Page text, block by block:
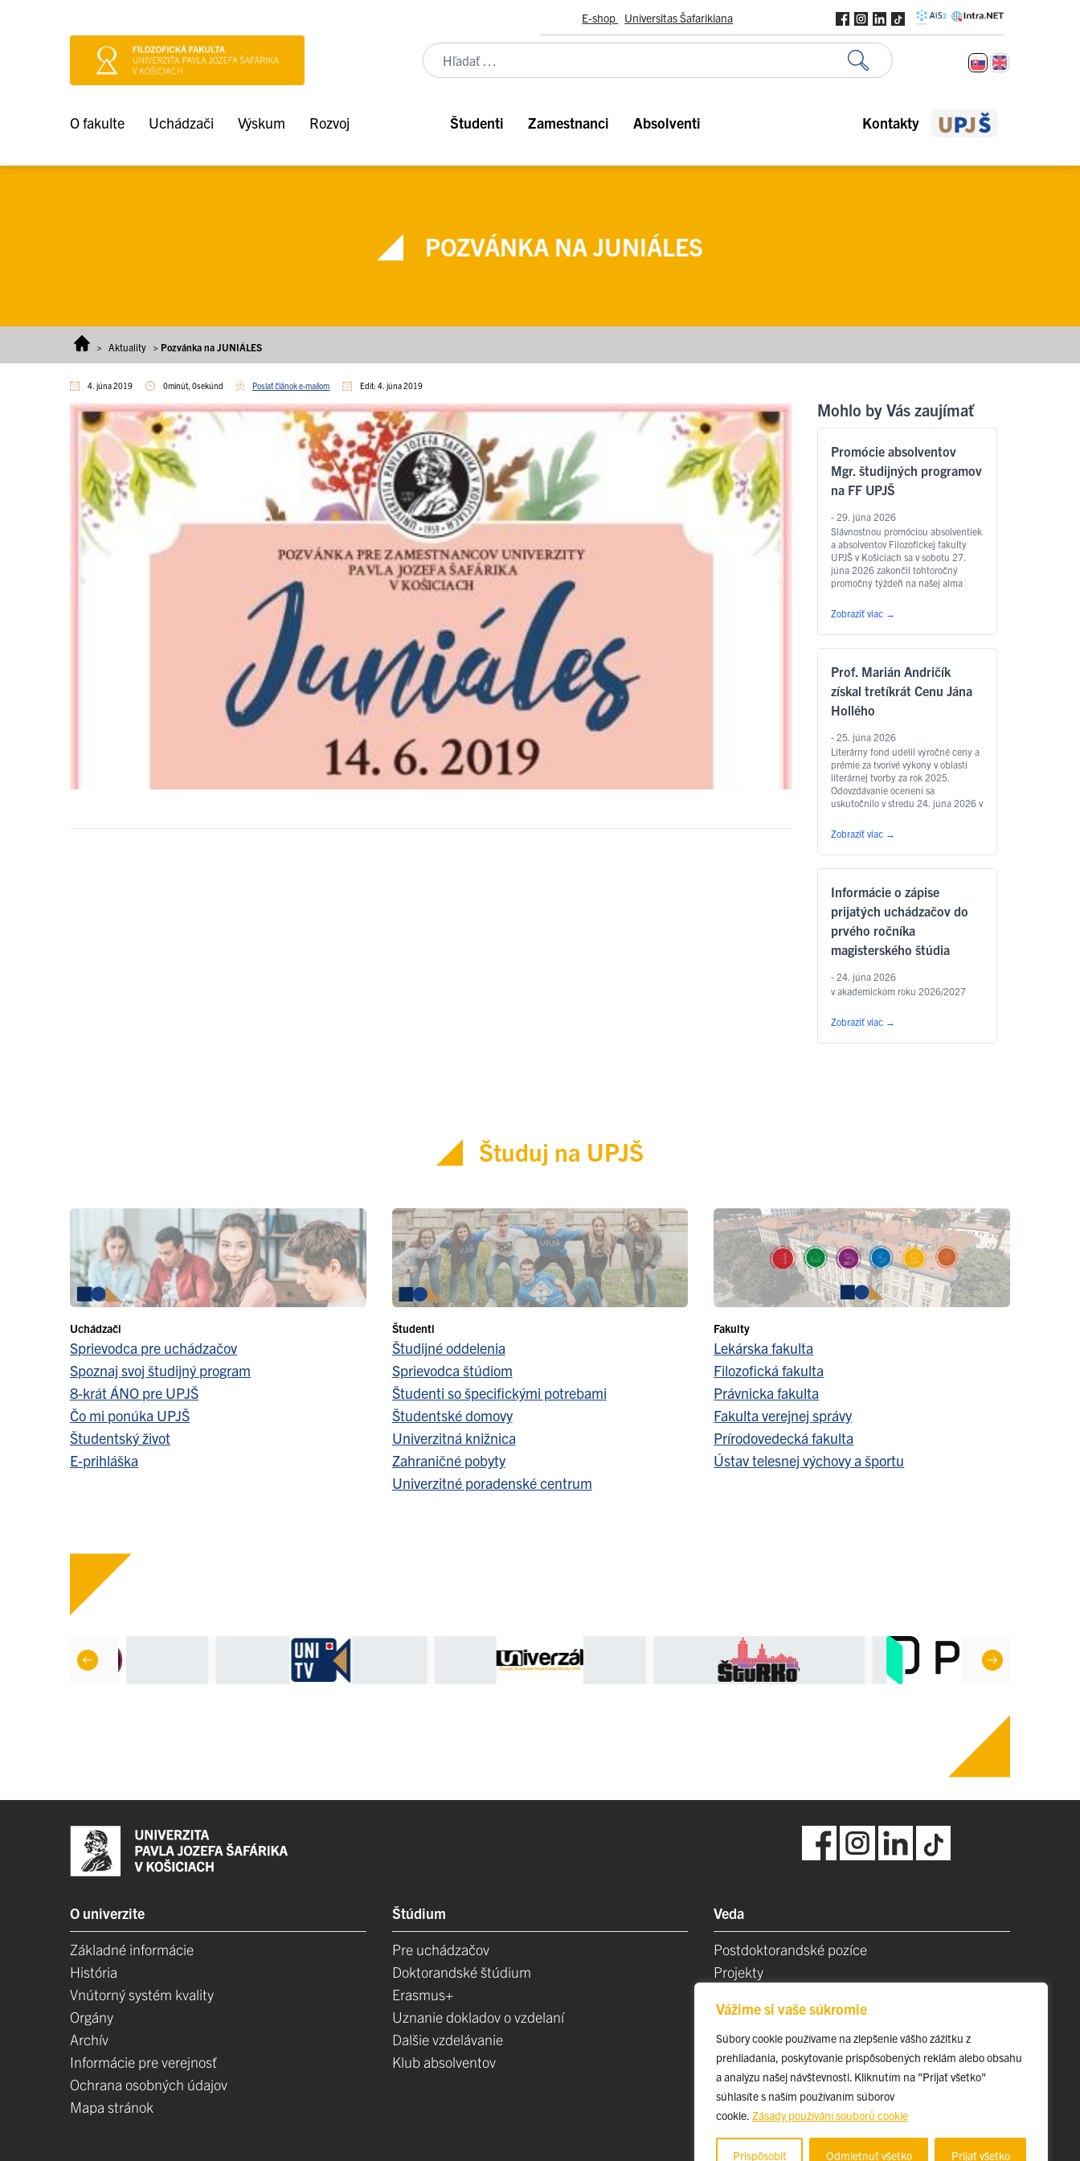
Vážime si vaše súkromie
Súbory cookie používame na zlepšenie vášho zážitku z
prehliadania, poskytovanie prispôsobených reklám alebo obsahu
a analýzu našej návštevnosti. Kliknutím na "Prijať všetko"
súhlasíte s naším používaním súborov
cookie. Zásady používání souborů cookie
Prispôsobiť Odmietnuť všetko Prijať všetko
E-shop Universitas Šafarikiana
O fakulte Uchádzači Výskum Rozvoj Študenti Zamestnanci Absolventi Kontakty
POZVÁNKA NA JUNIÁLES
> Aktuality > Pozvánka na JUNIÁLES
4. júna 2019 0minút, 0sekúnd Poslať článok e-mailom Edit: 4. júna 2019
Mohlo by Vás zaujímať
Promócie absolventov
Mgr. študijných programov
na FF UPJŠ
- 29. júna 2026
Slávnostnou promóciou absolventiek
a absolventov Filozofickej fakulty
UPJŠ v Košiciach sa v sobotu 27.
júna 2026 zakončil tohtoročný
promočný týždeň na našej alma
Aule Lekárskej fakulty UPJŠ na Tr.
SNP – o 9.00 hod. sa uskutočnili
promócie absolventov študijných
programov anglický jazyk pre
slovakisticko-mediálne štúdiá,
filozofia, sociálna práca …
Čítať
ďalej
Zobraziť viac →
Prof. Marián Andričík
získal tretíkrát Cenu Jána
Hollého
- 25. júna 2026
Literárny fond udelil výročné ceny a
prémie za tvorivé výkony v oblasti
literárnej tvorby za rok 2025.
Odovzdávanie ocenení sa
uskutočnilo v stredu 24. júna 2026 v
z laureátov je aj
prodekan Filozofickej fakulty UPJŠ
v Košiciach prof. PhDr. Marián
Andričík, PhD., ktorý dostal Cenu
v kategórii poézia, a to za prvý
slovenský preklad … Čítať ďalej
Zobraziť viac →
Informácie o zápise
prijatých uchádzačov do
prvého ročníka
magisterského štúdia
- 24. júna 2026
v akademickom roku 2026/2027
Zobraziť viac →
Študuj na UPJŠ
Uchádzači
Sprievodca pre uchádzačov
Spoznaj svoj študijný program
8-krát ÁNO pre UPJŠ
Čo mi ponúka UPJŠ
Študentský život
E-prihláška
Študenti
Študijné oddelenia
Sprievodca štúdiom
Študenti so špecifickými potrebami
Študentské domovy
Univerzitná knižnica
Zahraničné pobyty
Univerzitné poradenské centrum
Fakulty
Lekárska fakulta
Filozofická fakulta
Právnicka fakulta
Fakulta verejnej správy
Prírodovedecká fakulta
Ústav telesnej výchovy a športu
O univerzite
Základné informácie
História
Vnútorný systém kvality
Orgány
Archív
Informácie pre verejnosť
Ochrana osobných údajov
Mapa stránok
Štúdium
Pre uchádzačov
Doktorandské štúdium
Erasmus+
Uznanie dokladov o vzdelaní
Dalšie vzdelávanie
Klub absolventov
Veda
Postdoktorandské pozíce
Projekty
TIP-UPJŠ
Vedecké parky
Evidencia publikačnej činnosti
Habilitačné a vymenúvacie konania